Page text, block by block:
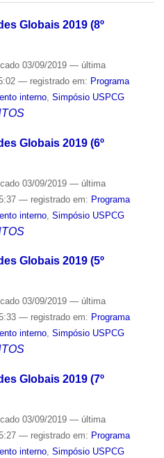
Globais 2019 (8º
03/09/2019 — última
— registrado em: Programa
interno, Simpósio USPCG
Globais 2019 (6º
03/09/2019 — última
— registrado em: Programa
interno, Simpósio USPCG
Globais 2019 (5º
03/09/2019 — última
— registrado em: Programa
interno, Simpósio USPCG
Globais 2019 (7º
03/09/2019 — última
— registrado em: Programa
interno, Simpósio USPCG